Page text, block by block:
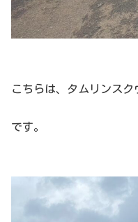
こちらは、タムリンス
です。